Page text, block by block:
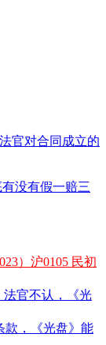
官对合同成立的
没有假一赔三
）沪0105 民初
法官不认，《光
款，《光盘》能